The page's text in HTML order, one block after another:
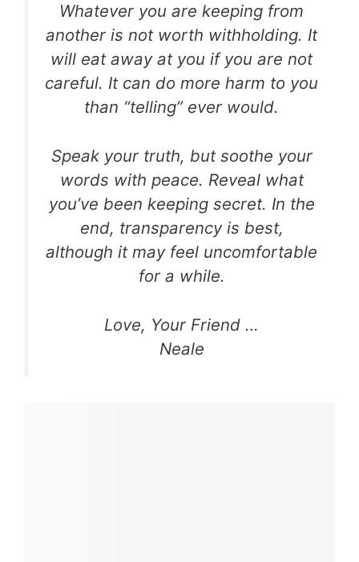
Whatever you are keeping from
another is not worth withholding. It
will eat away at you if you are not
careful. It can do more harm to you
than “telling” ever would.
Speak your truth, but soothe your
words with peace. Reveal what
you’ve been keeping secret. In the
end, transparency is best,
although it may feel uncomfortable
for a while.
Love, Your Friend …
Neale